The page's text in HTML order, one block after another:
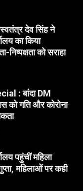
देव सिंह ने
का किया
निष्पक्षता को सराहा
: बांदा DM
को गति और कोरोना
पहुंचीं महिला
महिलाओं पर कही